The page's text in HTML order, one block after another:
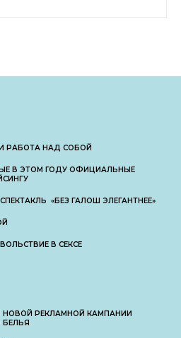
РАБОТА НАД СОБОЙ
В ЭТОМ ГОДУ ОФИЦИАЛЬНЫЕ
«БЕЗ ГАЛОШ ЭЛЕГАНТНЕЕ»
В СЕКСЕ
НОВОЙ РЕКЛАМНОЙ КАМПАНИИ